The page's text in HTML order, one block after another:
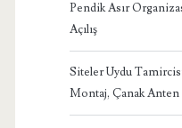
Pendik Asır
Açılış
Siteler Uydu
Montaj, Çanak